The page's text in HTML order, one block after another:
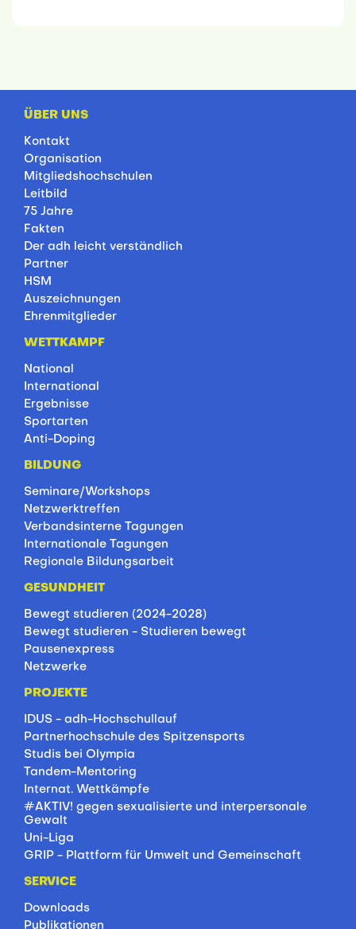
ÜBER UNS
Kontakt
Organisation
Mitgliedshochschulen
Leitbild
75 Jahre
Fakten
Der adh leicht verständlich
Partner
HSM
Auszeichnungen
Ehrenmitglieder
WETTKAMPF
National
International
Ergebnisse
Sportarten
Anti-Doping
BILDUNG
Seminare/Workshops
Netzwerktreffen
Verbandsinterne Tagungen
Internationale Tagungen
Regionale Bildungsarbeit
GESUNDHEIT
Bewegt studieren (2024-2028)
Bewegt studieren - Studieren bewegt
Pausenexpress
Netzwerke
PROJEKTE
IDUS - adh-Hochschullauf
Partnerhochschule des Spitzensports
Studis bei Olympia
Tandem-Mentoring
Internat. Wettkämpfe
#AKTIV! gegen sexualisierte und interpersonale
Gewalt
Uni-Liga
GRIP - Plattform für Umwelt und Gemeinschaft
SERVICE
Downloads
Publikationen